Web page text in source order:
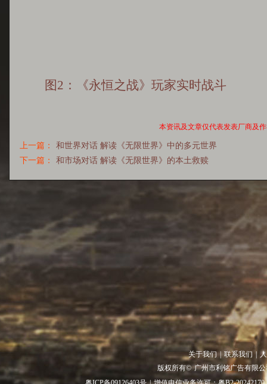
图2：《永恒之战》玩家实时战斗
本资讯及文章仅代表发表厂商及
上一篇：
和世界对话 解读《无限世界》中的多元世界
下一篇：
和市场对话 解读《无限世界》的本土救赎
关于我们 联系我们 |
版权所有© 广州市利铭广告有限